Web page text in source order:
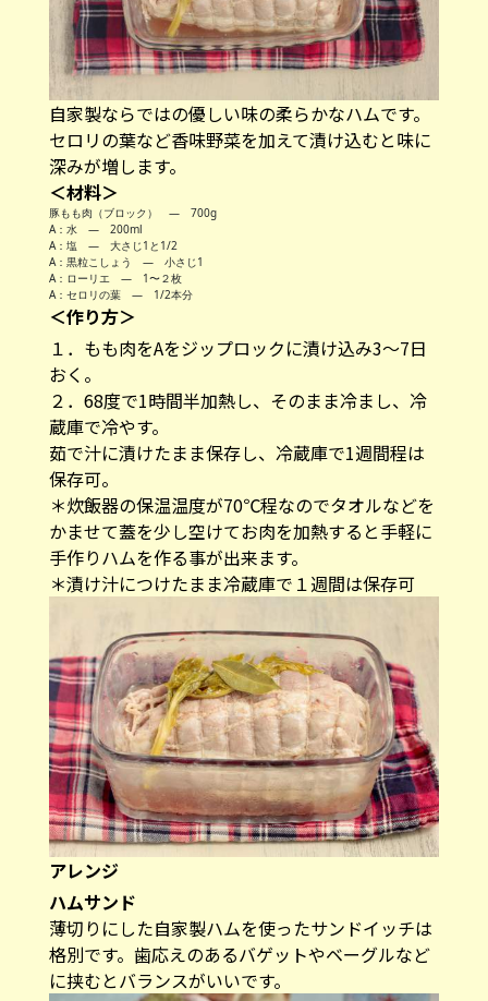
自家製ならではの優しい味の柔らかなハムです。
セロリの葉など香味野菜を加えて漬け込むと味に
深みが増します。
＜材料＞
豚もも肉（ブロック） — 700g
A：水 — 200ml
A：塩 — 大さじ1と1/2
A：黒粒こしょう — 小さじ1
A：ローリエ — 1〜２枚
A：セロリの葉 — 1/2本分
＜作り方＞
１．もも肉をAをジップロックに漬け込み3〜7日
おく。
２．68度で1時間半加熱し、そのまま冷まし、冷
蔵庫で冷やす。
茹で汁に漬けたまま保存し、冷蔵庫で1週間程は
保存可。
＊炊飯器の保温温度が70℃程なのでタオルなどを
かませて蓋を少し空けてお肉を加熱すると手軽に
手作りハムを作る事が出来ます。
＊漬け汁につけたまま冷蔵庫で１週間は保存可
アレンジ
ハムサンド
薄切りにした自家製ハムを使ったサンドイッチは
格別です。歯応えのあるバゲットやベーグルなど
に挟むとバランスがいいです。